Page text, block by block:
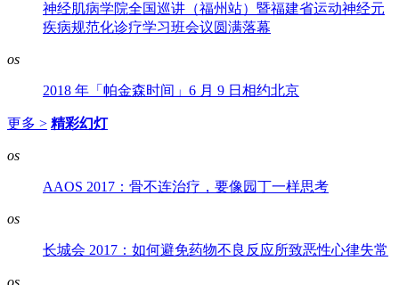
神经肌病学院全国巡讲（福州站）暨福建省运动神经元
疾病规范化诊疗学习班会议圆满落幕
os
2018 年「帕金森时间」6 月 9 日相约北京
更多 > 精彩幻灯
os
AAOS 2017：骨不连治疗，要像园丁一样思考
os
长城会 2017：如何避免药物不良反应所致恶性心律失常